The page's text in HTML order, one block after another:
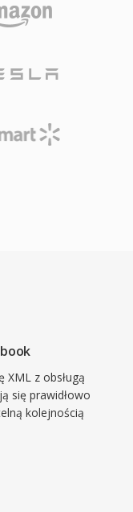
XML z obsługą
się prawidłowo
kolejnością